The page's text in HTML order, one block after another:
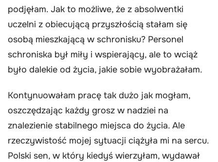
podjęłam. Jak to możliwe, że z absolwentki
uczelni z obiecującą przyszłością stałam się
osobą mieszkającą w schronisku? Personel
schroniska był miły i wspierający, ale to wciąż
było dalekie od życia, jakie sobie wyobrażałam.
Kontynuowałam pracę tak dużo jak mogłam,
oszczędzając każdy grosz w nadziei na
znalezienie stabilnego miejsca do życia. Ale
rzeczywistość mojej sytuacji ciążyła mi na sercu.
Polski sen, w który kiedyś wierzyłam, wydawał